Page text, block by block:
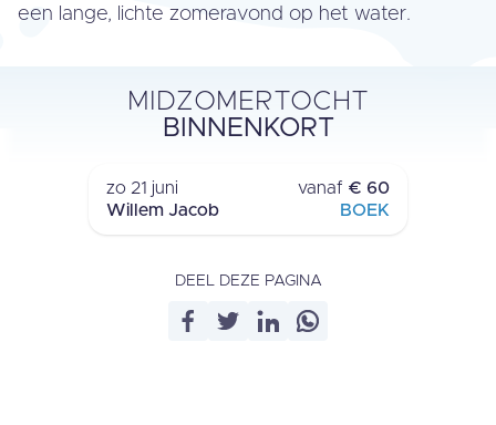
een lange, lichte zo­mer­avond op het water.
MIDZOMERTOCHT
BINNENKORT
RONDVAART
LAUWERSOOG
zo 21 juni vanaf € 60
Willem Jacob
BOEK
DEEL DEZE PAGINA